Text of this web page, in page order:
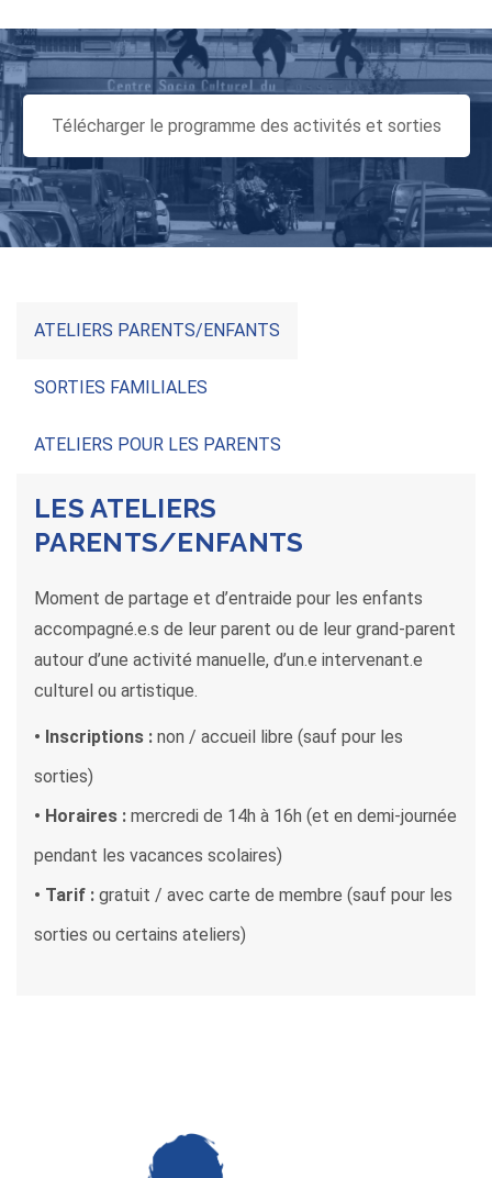
Télécharger le programme des activités et sorties
ATELIERS PARENTS/ENFANTS
SORTIES FAMILIALES
ATELIERS POUR LES PARENTS
LES ATELIERS
PARENTS/ENFANTS
Moment de partage et d’entraide pour les enfants
accompagné.e.s de leur parent ou de leur grand-parent
autour d’une activité manuelle, d’un.e intervenant.e
culturel ou artistique.
• Inscriptions : non / accueil libre (sauf pour les
sorties)
• Horaires : mercredi de 14h à 16h (et en demi-journée
pendant les vacances scolaires)
• Tarif : gratuit / avec carte de membre (sauf pour les
sorties ou certains ateliers)